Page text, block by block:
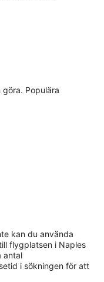
Populära
kan du använda
flygplatsen i Naples
antal
i sökningen för att